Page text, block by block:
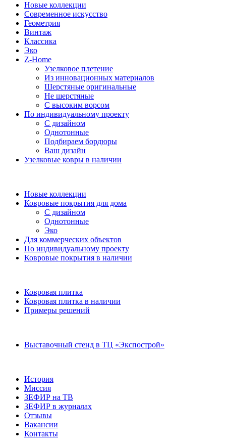
Новые коллекции
Современное искусство
Геометрия
Винтаж
Классика
Эко
Z-Home
Узелковое плетение
Из инновационных материалов
Шерстяные оригинальные
Не шерстяные
С высоким ворсом
По индивидуальному проекту
С дизайном
Однотонные
Подбираем бордюры
Ваш дизайн
Узелковые ковры в наличии
Новые коллекции
Ковровые покрытия для дома
С дизайном
Однотонные
Эко
Для коммерческих объектов
По индивидуальному проекту
Ковровые покрытия в наличии
Ковровая плитка
Ковровая плитка в наличии
Примеры решений
Выставочный стенд в ТЦ «Экспострой»
История
Миссия
ЗЕФИР на ТВ
ЗЕФИР в журналах
Отзывы
Вакансии
Контакты